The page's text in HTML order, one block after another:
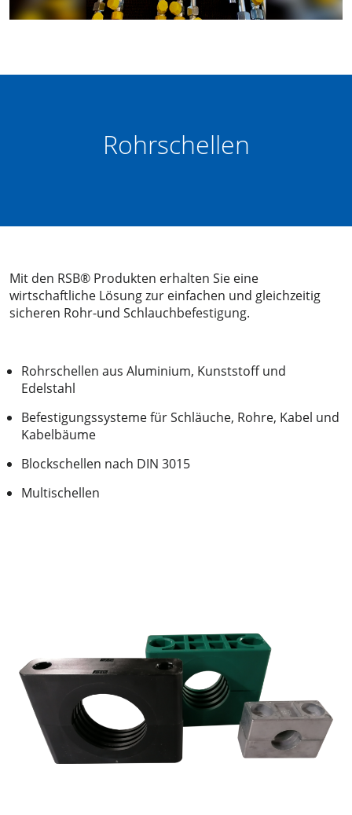
Rohrschellen
Mit den RSB® Produkten erhalten Sie eine
wirtschaftliche Lösung zur einfachen und gleichzeitig
sicheren Rohr-und Schlauchbefestigung.
Rohrschellen aus Aluminium, Kunststoff und
Edelstahl
Befestigungssysteme für Schläuche, Rohre, Kabel und
Kabelbäume
Blockschellen nach DIN 3015
Multischellen